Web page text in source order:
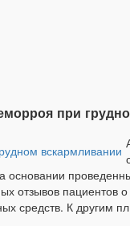
при
основании
отзывов пациентов
средств. К другим